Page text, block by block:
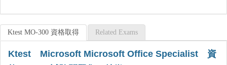
Ktest MO-300 資格取得 Related Exams
Ktest Microsoft Microsoft Office Specialist 資